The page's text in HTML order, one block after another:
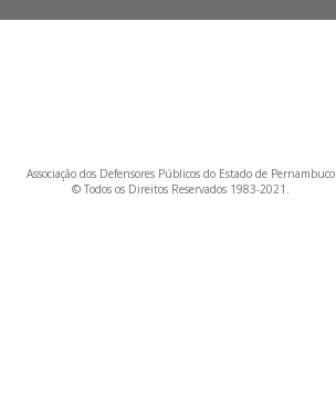
Associação dos Defensores Públicos do Estado de Pernambuco
© Todos os Direitos Reservados 1983-2021.